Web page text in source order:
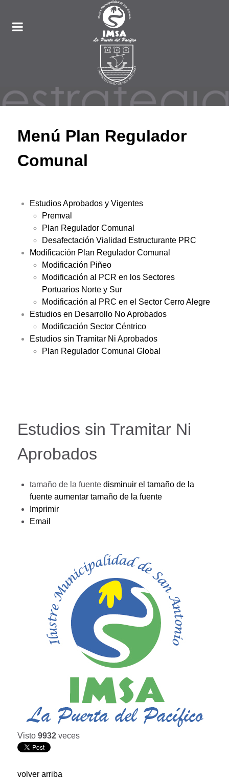
Menú Plan Regulador
Comunal
Estudios Aprobados y Vigentes
Premval
Plan Regulador Comunal
Desafectación Vialidad Estructurante PRC
Modificación Plan Regulador Comunal
Modificación Piñeo
Modificación al PCR en los Sectores
Portuarios Norte y Sur
Modificación al PRC en el Sector Cerro Alegre
Estudios en Desarrollo No Aprobados
Modificación Sector Céntrico
Estudios sin Tramitar Ni Aprobados
Plan Regulador Comunal Global
Estudios sin Tramitar Ni
Aprobados
tamaño de la fuente disminuir el tamaño de la
fuente aumentar tamaño de la fuente
Imprimir
Email
Visto 9932 veces
volver arriba